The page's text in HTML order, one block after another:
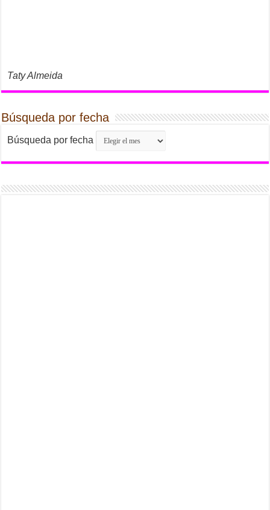
Taty Almeida
Búsqueda por fecha
Búsqueda por fecha